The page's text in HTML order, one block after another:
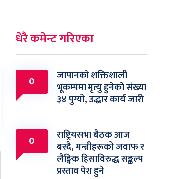
धेरै कमेन्ट गरिएका
0 जापानको शक्तिशाली
भूकम्पमा मृत्यु हुनेको संख्या
३४ पुग्यो, उद्धार कार्य जारी
0 राष्ट्रियसभा बैठक आज
बस्दै, मन्त्रीहरूको जवाफ र
लैङ्गिक हिंसाविरुद्ध सङ्कल्प
प्रस्ताव पेश हुने